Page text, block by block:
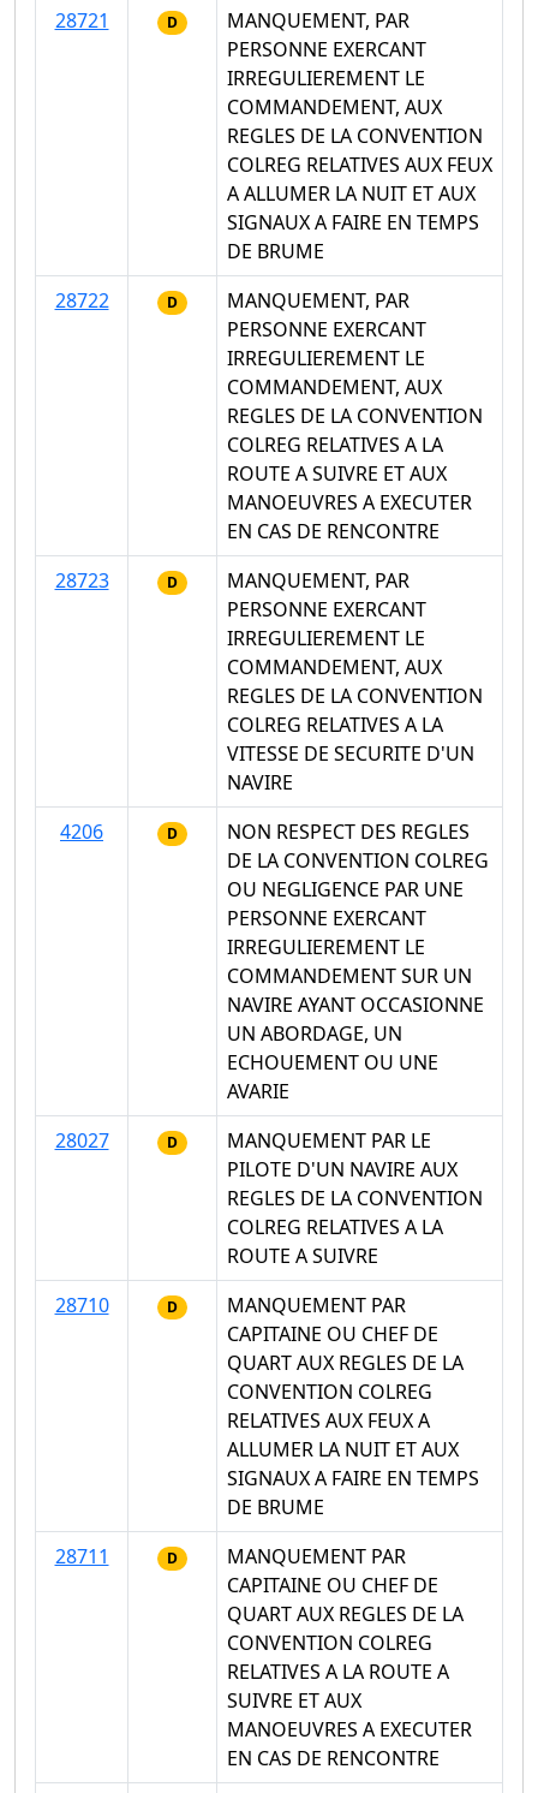
28721 D
MANQUEMENT, PAR
PERSONNE EXERCANT
IRREGULIEREMENT LE
COMMANDEMENT, AUX
REGLES DE LA CONVENTION
COLREG RELATIVES AUX FEUX
A ALLUMER LA NUIT ET AUX
SIGNAUX A FAIRE EN TEMPS
DE BRUME
28722
D
MANQUEMENT, PAR
PERSONNE EXERCANT
IRREGULIEREMENT LE
COMMANDEMENT, AUX
REGLES DE LA CONVENTION
COLREG RELATIVES A LA
ROUTE A SUIVRE ET AUX
MANOEUVRES A EXECUTER
EN CAS DE RENCONTRE
28723
D
MANQUEMENT, PAR
PERSONNE EXERCANT
IRREGULIEREMENT LE
COMMANDEMENT, AUX
REGLES DE LA CONVENTION
COLREG RELATIVES A LA
VITESSE DE SECURITE D'UN
NAVIRE
4206
D
NON RESPECT DES REGLES
DE LA CONVENTION COLREG
OU NEGLIGENCE PAR UNE
PERSONNE EXERCANT
IRREGULIEREMENT LE
COMMANDEMENT SUR UN
NAVIRE AYANT OCCASIONNE
UN ABORDAGE, UN
ECHOUEMENT OU UNE
AVARIE
28027
D
MANQUEMENT PAR LE
PILOTE D'UN NAVIRE AUX
REGLES DE LA CONVENTION
COLREG RELATIVES A LA
ROUTE A SUIVRE
28710
D
MANQUEMENT PAR
CAPITAINE OU CHEF DE
QUART AUX REGLES DE LA
CONVENTION COLREG
RELATIVES AUX FEUX A
ALLUMER LA NUIT ET AUX
SIGNAUX A FAIRE EN TEMPS
DE BRUME
28711
D
MANQUEMENT PAR
CAPITAINE OU CHEF DE
QUART AUX REGLES DE LA
CONVENTION COLREG
RELATIVES A LA ROUTE A
SUIVRE ET AUX
MANOEUVRES A EXECUTER
EN CAS DE RENCONTRE